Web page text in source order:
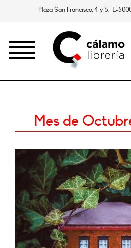
Plaza San Francisco, 4 y 5. E-
Mes de